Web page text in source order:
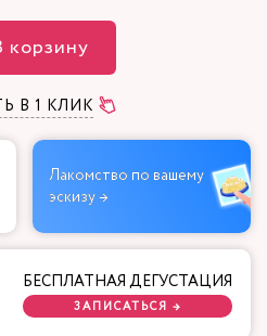
корзину
В 1 КЛИК
Лакомство по вашему
эскизу →
БЕСПЛАТНАЯ ДЕГУСТАЦИЯ
ЗАПИСАТЬСЯ →